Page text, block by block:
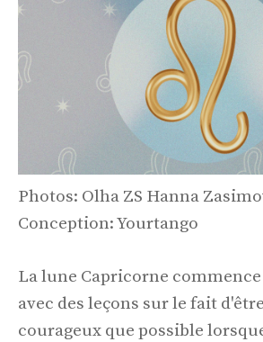
Photos: Olha ZS Hanna
Conception: Yourtango
La lune Capricorne
avec des leçons sur le fait
courageux que possible